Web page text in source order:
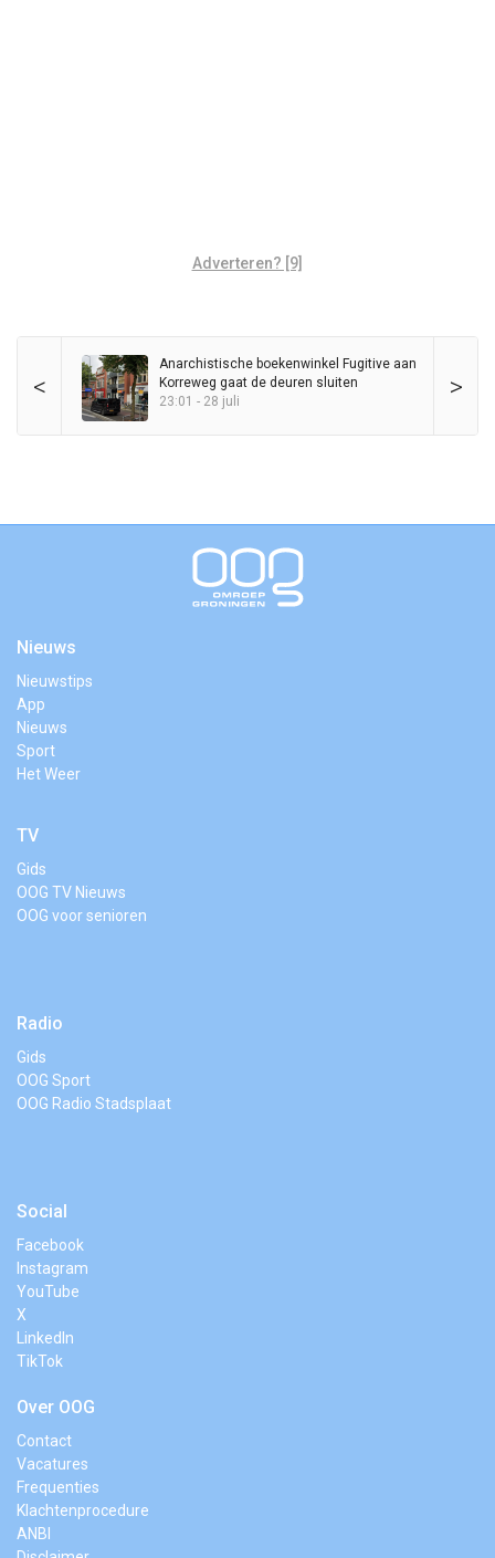
Adverteren? [9]
< >
Anarchistische boekenwinkel Fugitive aan
Korreweg gaat de deuren sluiten
23:01 - 28 juli
Nieuws
Nieuwstips
App
Nieuws
Sport
Het Weer
TV
Gids
OOG TV Nieuws
OOG voor senioren
Radio
Gids
OOG Sport
OOG Radio Stadsplaat
Social
Facebook
Instagram
YouTube
X
LinkedIn
TikTok
Over OOG
Contact
Vacatures
Frequenties
Klachtenprocedure
ANBI